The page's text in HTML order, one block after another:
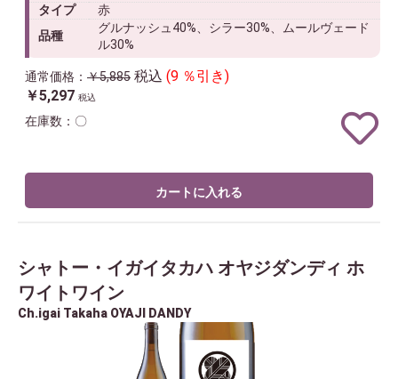
タイプ
赤
品種
グルナッシュ40%、シラー30%、ムールヴェード
ル30%
通常価格： ￥5,885 税込 (9 ％引き)
￥5,297 税込
在庫数：〇
カートに入れる
シャトー・イガイタカハ オヤジダンディ ホ
ワイトワイン
Ch.igai Takaha OYAJI DANDY